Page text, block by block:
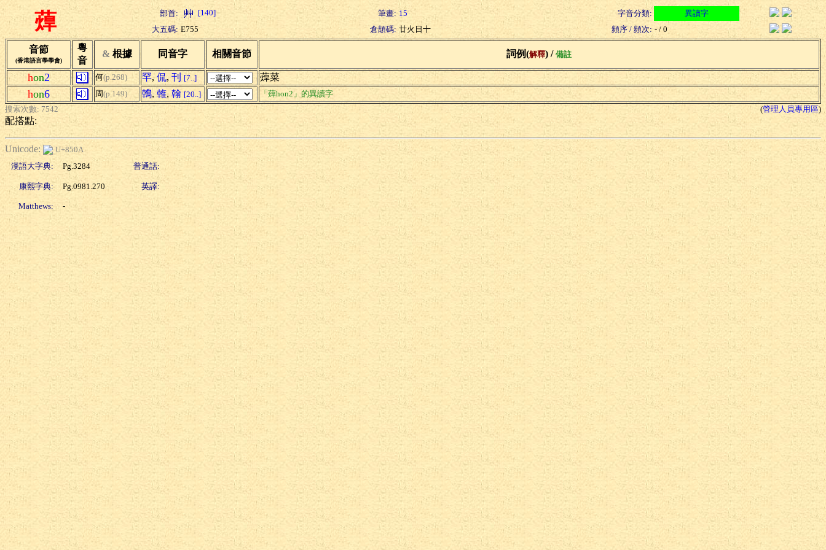
蔊 部首: [140] 筆畫: 15 字音分類:
異讀字
大五碼: E755 倉頡碼: 廿火日十 頻序 / 頻次: - / 0
音節
(香港語言學學會)
粵
音
& 根據 同音字 相關音節 詞例(解釋) / 備註
hon2 何(p.268) 罕, 侃, 刊 [7..] 蔊菜
hon6 周(p.149) 鶾, 雗, 翰 [20..]
「蔊hon2」的異讀字
搜索次數: 7542
(管理人員專用區)
配搭點:
Unicode:
U+850A
漢語大字典:
Pg.3284 普通話:
康熙字典: Pg.0981.270 英譯:
Matthews: -